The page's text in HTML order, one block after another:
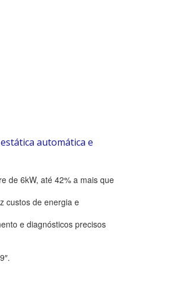
automática e
de 6kW, até 42% a mais que
custos de energia e
e diagnósticos precisos